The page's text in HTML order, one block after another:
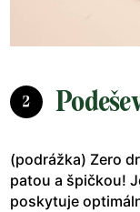
2
(podrážka) Zero
patou a špičkou!
poskytuje